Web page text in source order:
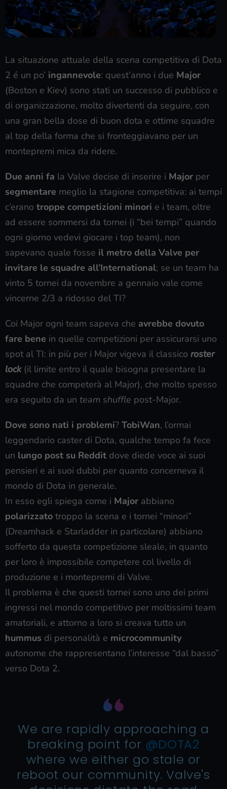
La situazione attuale della scena competitiva di Dota
2 é un po’ ingannevole: quest’anno i due Major
(Boston e Kiev) sono stati un successo di pubblico e
di organizzazione, molto divertenti da seguire, con
una gran bella dose di buon dota e ottime squadre
al top della forma che si fronteggiavano per un
montepremi mica da ridere.
Due anni fa la Valve decise di inserire i Major per
segmentare meglio la stagione competitiva: ai tempi
c’erano troppe competizioni minori e i team, oltre
ad essere sommersi da tornei (i “bei tempi” quando
ogni giorno vedevi giocare i top team), non
sapevano quale fosse il metro della Valve per
invitare le squadre all’International; se un team ha
vinto 5 tornei da novembre a gennaio vale come
vincerne 2/3 a ridosso del TI?
Coi Major ogni team sapeva che avrebbe dovuto
fare bene in quelle competizioni per assicurarsi uno
spot al TI: in più per i Major vigeva il classico roster
lock(il limite entro il quale bisogna presentare la
squadre che competerà al Major), che molto spesso
era seguito da un team shuffle post-Major.
Dove sono nati i problemi? TobiWan, l’ormai
leggendario caster di Dota, qualche tempo fa fece
un lungo post su Reddit dove diede voce ai suoi
pensieri e ai suoi dubbi per quanto concerneva il
mondo di Dota in generale.
In esso egli spiega come i Major abbiano
polarizzato troppo la scena e i tornei “minori”
(Dreamhack e Starladder in particolare) abbiano
sofferto da questa competizione sleale, in quanto
per loro è impossibile competere col livello di
produzione e i montepremi di Valve.
Il problema è che questi tornei sono uno dei primi
ingressi nel mondo competitivo per moltissimi team
amatoriali, e attorno a loro si creava tutto un
hummus di personalità e microcommunity
autonome che rappresentano l’interesse “dal basso”
verso Dota 2.
We are rapidly approaching a
breaking point for @DOTA2
where we either go stale or
reboot our community. Valve's